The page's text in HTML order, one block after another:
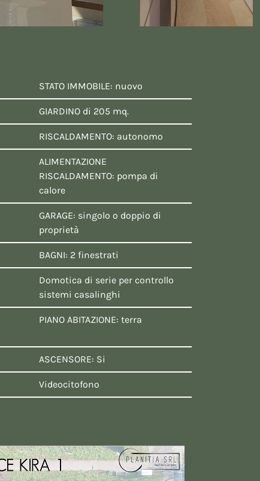
STATO IMMOBILE: nuovo
GIARDINO di 205 mq.
RISCALDAMENTO: autonomo
ALIMENTAZIONE
RISCALDAMENTO: pompa di
calore
GARAGE: singolo o doppio di
proprietà
BAGNI: 2 finestrati
Domotica di serie per controllo
sistemi casalinghi
PIANO ABITAZIONE: terra
ASCENSORE: Si
Videocitofono